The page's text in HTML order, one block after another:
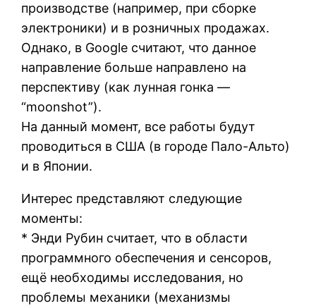
производстве (например, при сборке
электроники) и в розничных продажах.
Однако, в Google считают, что данное
направление больше направлено на
перспективу (как лунная гонка —
“moonshot”).
На данный момент, все работы будут
проводиться в США (в городе Пало-Альто)
и в Японии.
Интерес представляют следующие
моменты:
* Энди Рубин считает, что в области
программного обеспечения и сенсоров,
ещё необходимы исследования, но
проблемы механики (механизмы